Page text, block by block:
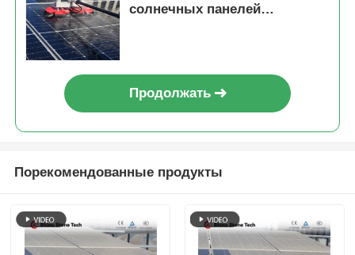
солнечных панелей
очистки солнечных панелей с
двойной головой щетка для
телескопической палочкой
Продолжать
Порекомендованные продукты